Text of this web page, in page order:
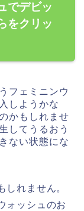
でデビッ
をクリッ
フェミニンウ
しようかな
かもしれませ
してうるおう
ない状態にな
しれません。
ォッシュのお